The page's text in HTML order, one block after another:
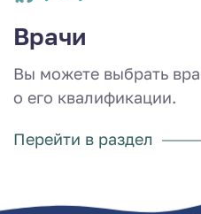
Врачи
Вы можете выбрать
о его квалификации.
Перейти в раздел